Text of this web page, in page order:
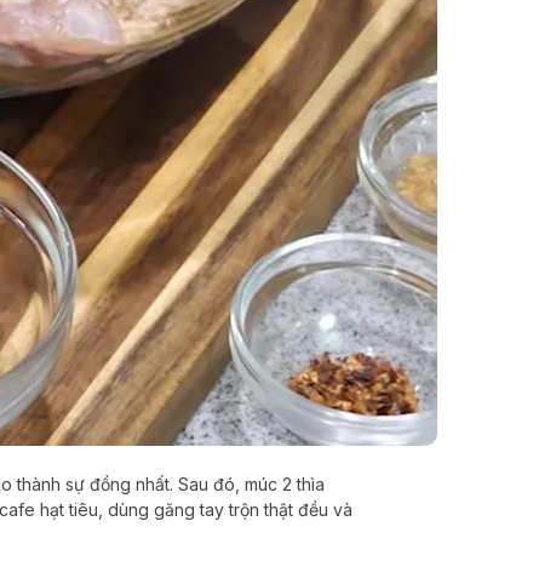
thành sự đồng nhất. Sau đó, múc 2 thìa
hạt tiêu, dùng găng tay trộn thật đều và